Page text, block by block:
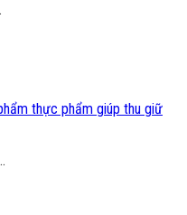
thực phẩm giúp thu giữ